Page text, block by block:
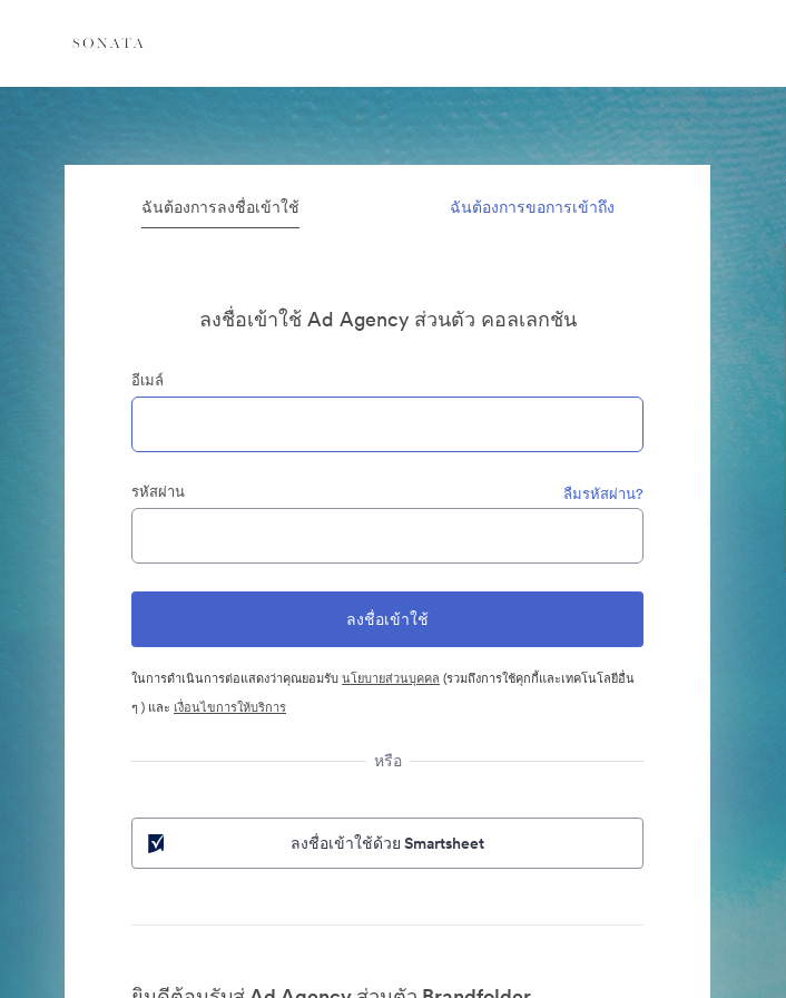
ฉันต้องการลงชื่อเข้าใช้ ฉันต้องการขอการเข้าถึง
ลงชื่อเข้าใช้ Ad Agency ส่วนตัว คอลเลกชัน
อีเมล์
รหัสผ่าน ลืมรหัสผ่าน?
ในการดำเนินการต่อแสดงว่าคุณยอมรับนโยบายส่วนบุคคล (รวมถึงการใช้คุกกี้และเทคโนโลยีอื่น
ๆ ) และ เงื่อนไขการให้บริการ
หรือ
ลงชื่อเข้าใช้ด้วย Smartsheet